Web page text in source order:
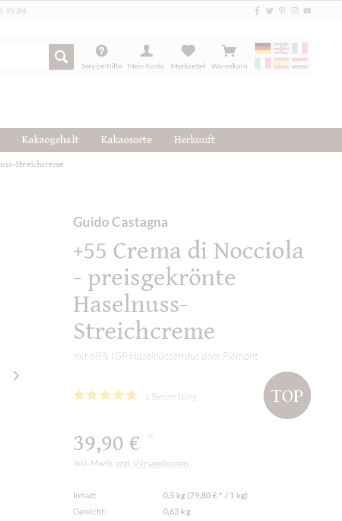
99 84
Service/Hilfe Mein Konto Merkzettel Warenkorb
Kakaogehalt Kakaosorte Herkunft
Streichcreme
Guido Castagna
+55 Crema di Nocciola
- preisgekrönte
Haselnuss-
Streichcreme
mit 68% IGP Haselnüssen aus dem Piemont
TOP
1 Bewertung
39,90 €
inkl. MwSt. zzgl. Versandkosten
Inhalt:
0.5 kg (79,80 € * / 1 kg)
Gewicht:
0,63 kg